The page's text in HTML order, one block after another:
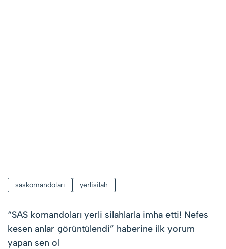
saskomandoları yerlisilah
“SAS komandoları yerli silahlarla imha etti! Nefes
kesen anlar görüntülendi” haberine ilk yorum
yapan sen ol